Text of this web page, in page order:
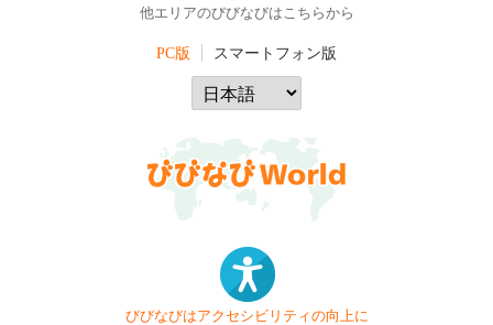
他エリアのびびなびはこちらから
PC版 スマートフォン版
びびなびはアクセシビリティの向上に